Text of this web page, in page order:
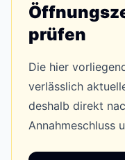
prüfen
Die hier
verlässlich
deshalb direkt
Annahmeschluss